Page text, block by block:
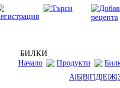
БИЛКИ
Начало
Продукти
А|Б|В|Г|Д|Е|Ж|